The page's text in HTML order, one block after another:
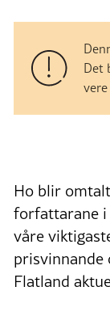
Det
Ho blir
forfattarane i
våre
Flatland